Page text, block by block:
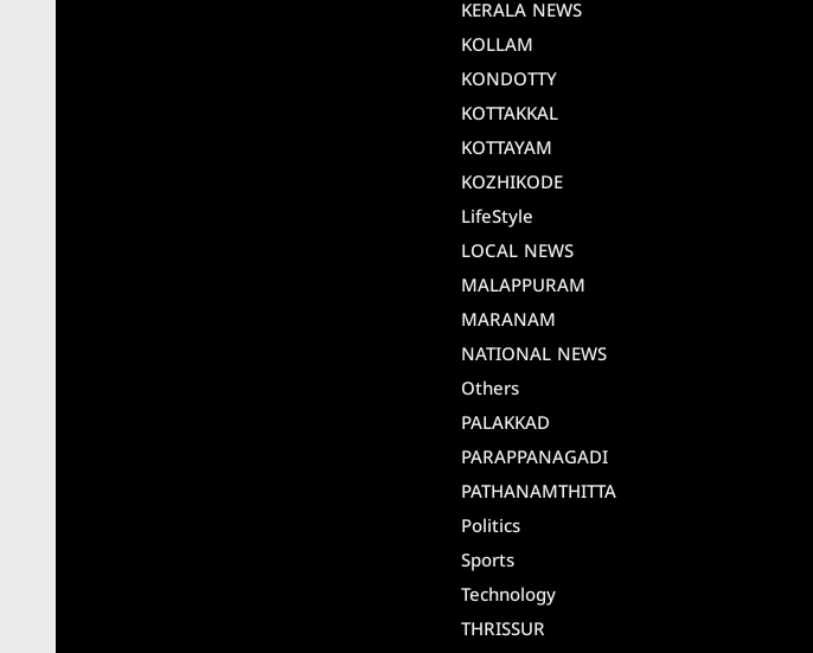
KERALA NEWS
KOLLAM
KONDOTTY
KOTTAKKAL
KOTTAYAM
KOZHIKODE
LifeStyle
LOCAL NEWS
MALAPPURAM
MARANAM
NATIONAL NEWS
Others
PALAKKAD
PARAPPANAGADI
PATHANAMTHITTA
Politics
Sports
Technology
THRISSUR